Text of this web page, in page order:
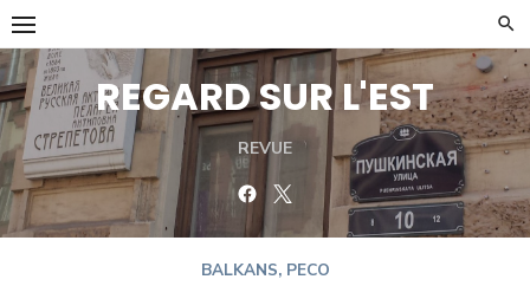
Skip
to
content
REGARD SUR L'EST
REVUE
FacebookTwitter
BALKANS, PECO